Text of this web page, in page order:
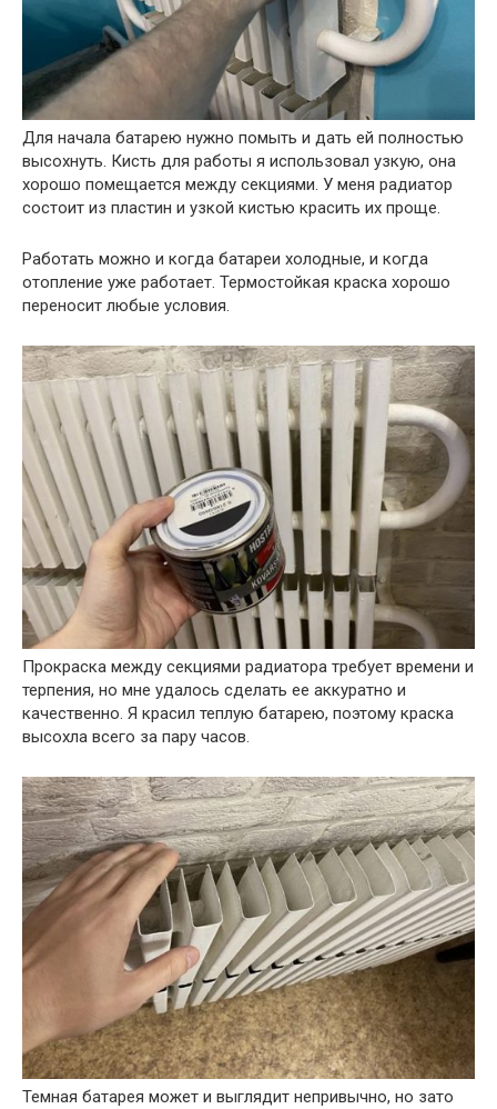
Для начала батарею нужно помыть и дать ей полностью
высохнуть. Кисть для работы я использовал узкую, она
хорошо помещается между секциями. У меня радиатор
состоит из пластин и узкой кистью красить их проще.
Работать можно и когда батареи холодные, и когда
отопление уже работает. Термостойкая краска хорошо
переносит любые условия.
Прокраска между секциями радиатора требует времени и
терпения, но мне удалось сделать ее аккуратно и
качественно. Я красил теплую батарею, поэтому краска
высохла всего за пару часов.
Темная батарея может и выглядит непривычно, но зато